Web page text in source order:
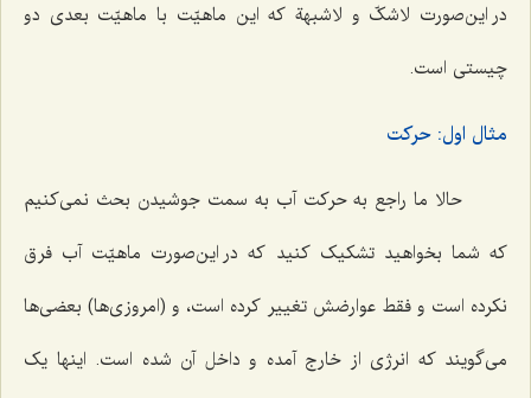
در این‌صورت لاشکّ و لاشبهة که این ماهیّت با ماهیّت بعدی دو
چیستی است.
مثال اول: حرکت
حالا ما راجع به حرکت آب به سمت جوشیدن بحث نمی‌کنیم
که شما بخواهید تشکیک کنید که در این‌صورت ماهیّت آب فرق
نکرده است و فقط عوارضش تغییر کرده است، و (امروزی‌ها) بعضی‌ها
می‌گویند که انرژی از خارج آمده و داخل آن شده است. اینها یک